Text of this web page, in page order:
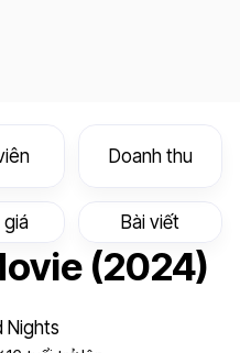
Doanh thu
giá Bài viết
(2024)
Nights